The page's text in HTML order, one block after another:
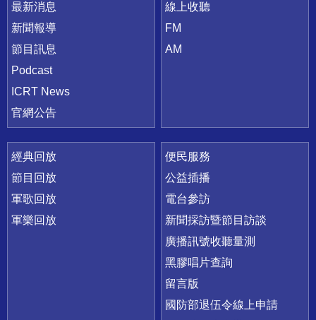
最新消息
新聞報導
節目訊息
Podcast
ICRT News
官網公告
線上收聽
FM
AM
經典回放
節目回放
軍歌回放
軍樂回放
便民服務
公益插播
電台參訪
新聞採訪暨節目訪談
廣播訊號收聽量測
黑膠唱片查詢
留言版
國防部退伍令線上申請